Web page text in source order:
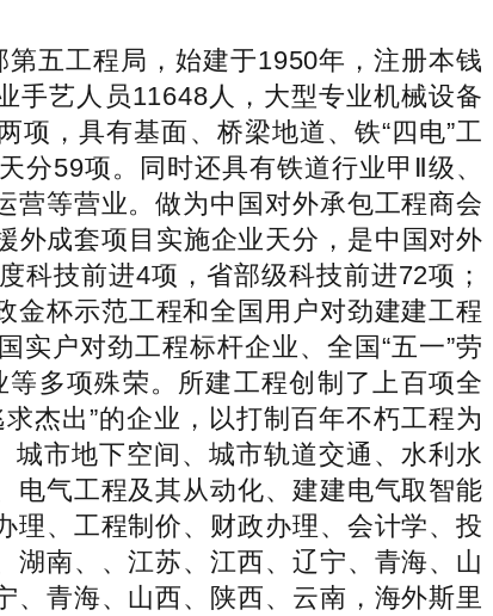
五工程局，始建于1950年，注册本钱
手艺人员11648人，大型专业机械设备
，具有基面、桥梁地道、铁“四电”工
59项。同时还具有铁道行业甲Ⅱ级、
营等营业。做为中国对外承包工程商会
外成套项目实施企业天分，是中国对外
科技前进4项，省部级科技前进72项；
金杯示范工程和全国用户对劲建建工程
户对劲工程标杆企业、全国“五一”劳
多项殊荣。所建工程创制了上百项全
杰出”的企业，以打制百年不朽工程为
市地下空间、城市轨道交通、水利水
电气工程及其从动化、建建电气取智能
理、工程制价、财政办理、会计学、投
湖南、、江苏、江西、辽宁、青海、山
青海、山西、陕西、云南，海外斯里